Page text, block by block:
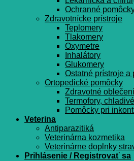
Ochranné
Zdravotnícke prístroje
Teplomery
Tlakomery
Oxymetre
Inhalátory
Glukomery
Ostatné prístroje a
Ortopedické pomôcky
Zdravotné
Termofory,
Pomôcky pri
Veterina
Antiparazitiká
Veterinárna kozmetika
Veterinárne doplnky
Prihlásenie / Registrovať sa